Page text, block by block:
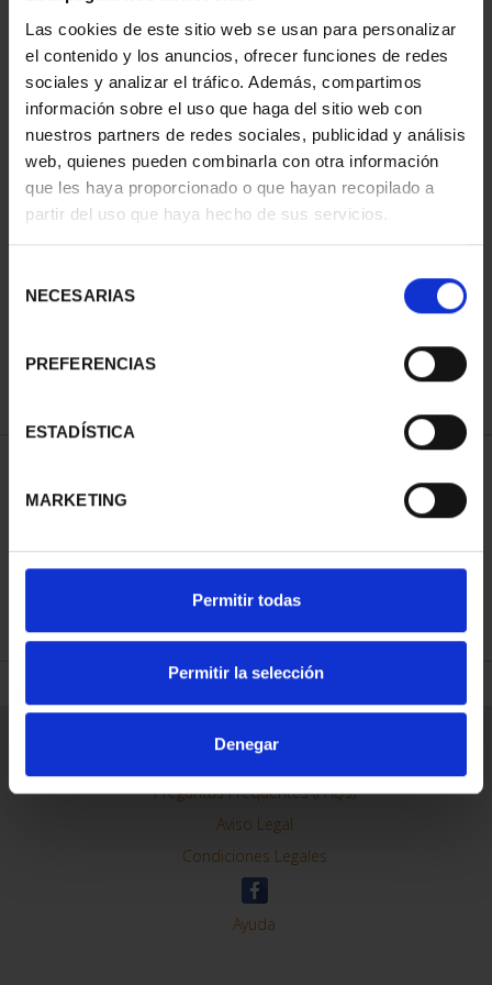
Las cookies de este sitio web se usan para personalizar
el contenido y los anuncios, ofrecer funciones de redes
sociales y analizar el tráfico. Además, compartimos
información sobre el uso que haga del sitio web con
nuestros partners de redes sociales, publicidad y análisis
web, quienes pueden combinarla con otra información
que les haya proporcionado o que hayan recopilado a
partir del uso que haya hecho de sus servicios.
NECESARIAS
PREFERENCIAS
ESTADÍSTICA
MARKETING
Permitir todas
Permitir la selección
Denegar
CENTENARIO DE
SOROLLA (2023)
610,00 €
REFINAR
Información General
Contacto
Preguntas Frequentes (FAQs)
Aviso Legal
Condiciones Legales
Ayuda